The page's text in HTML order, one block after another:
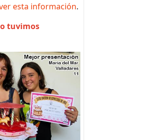
esta información.
tuvimos